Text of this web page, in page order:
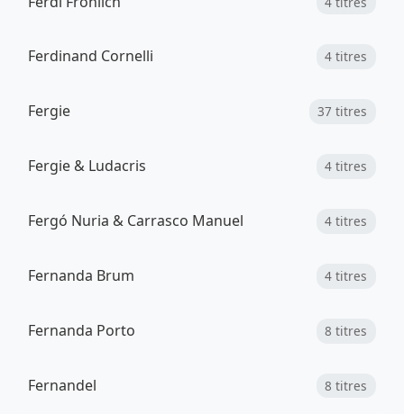
Ferdinand Cornelli 4 titres
Fergie 37 titres
Fergie & Ludacris 4 titres
Fergó Nuria & Carrasco Manuel 4 titres
Fernanda Brum 4 titres
Fernanda Porto 8 titres
Fernandel 8 titres